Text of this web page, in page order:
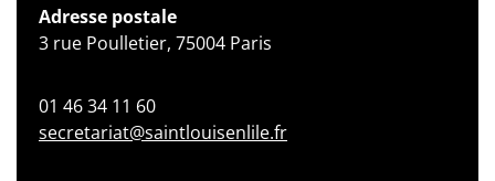
Adresse postale
3 rue Poulletier, 75004 Paris
01 46 34 11 60
secretariat@saintlouisenlile.fr